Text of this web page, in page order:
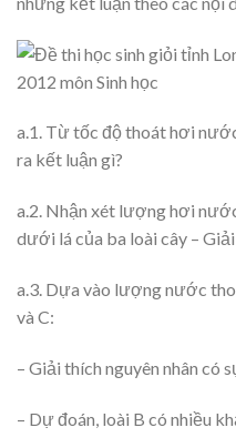
a.1. Từ tốc độ thoát hơi
ra kết luận gì?
a.2. Nhận xét lượng hơi
dưới lá của ba loài cây –
a.3. Dựa vào lượng nước
và C:
– Giải thích nguyên nhân có
– Dự đoán, loài B có nhiều